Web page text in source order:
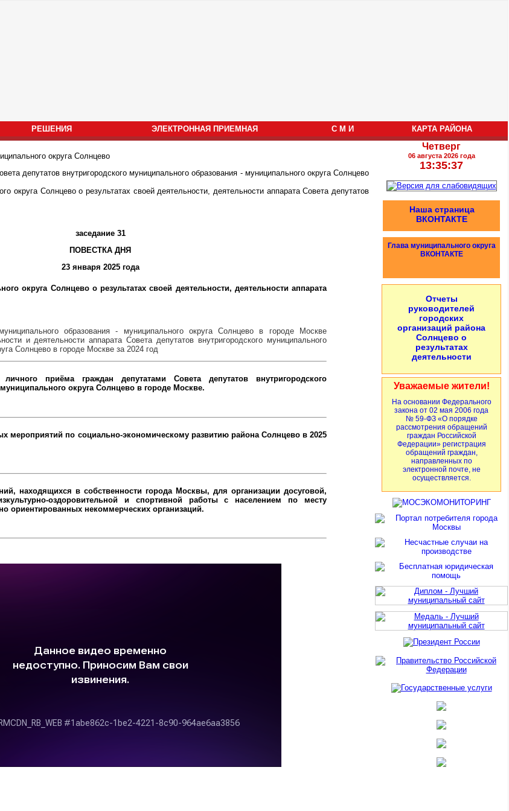
РЕШЕНИЯ ЭЛЕКТРОННАЯ ПРИЕМНАЯ С М И
КАРТА РАЙОНА
округа Солнцево
депутатов внутригородского муниципального образования - муниципального округа Солнцево
округа Солнцево о результатах своей деятельности, деятельности аппарата Совета депутатов
заседание 31
ПОВЕСТКА ДНЯ
23 января 2025 года
округа Солнцево о результатах своей деятельности, деятельности аппарата
образования - муниципального округа Солнцево в городе Москве
и деятельности аппарата Совета депутатов внутригородского муниципального
Солнцево в городе Москве за 2024 год
приёма граждан депутатами Совета депутатов внутригородского
округа Солнцево в городе Москве.
мероприятий по социально-экономическому развитию района Солнцево в 2025
находящихся в собственности города Москвы, для организации досуговой,
оздоровительной и спортивной работы с населением по месту
ориентированных некоммерческих организаций.
Четверг
06 августа 2026 года
13:35:37
Наша страница
ВКОНТАКТЕ
Глава муниципального округа
ВКОНТАКТЕ
Отчеты
руководителей
городских
организаций района
Солнцево о
результатах
деятельности
Уважаемые жители!
На основании Федерального
закона от 02 мая 2006 года
№ 59-ФЗ «О порядке
рассмотрения обращений
граждан Российской
Федерации» регистрация
обращений граждан,
направленных по
электронной почте, не
осуществляется.